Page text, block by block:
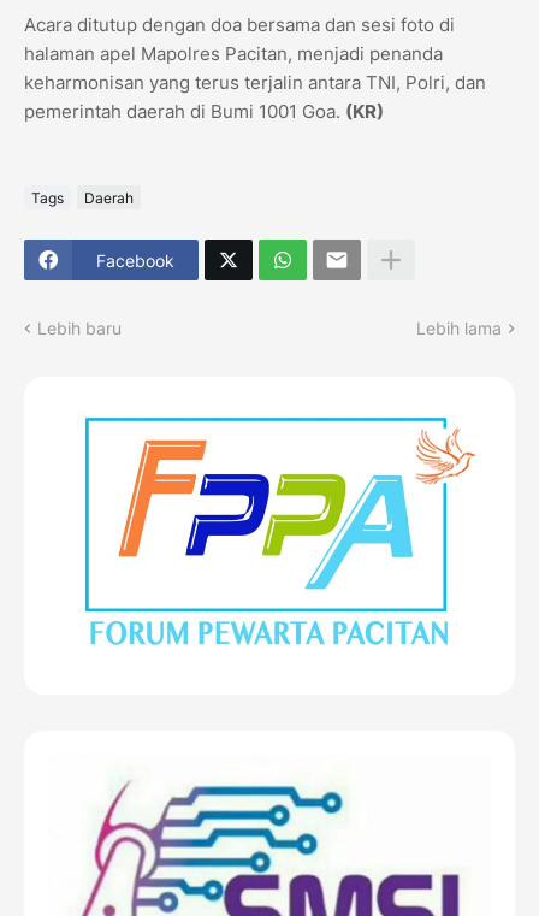
Acara ditutup dengan doa bersama dan sesi foto di
halaman apel Mapolres Pacitan, menjadi penanda
keharmonisan yang terus terjalin antara TNI, Polri, dan
pemerintah daerah di Bumi 1001 Goa. (KR)
Tags Daerah
Facebook
Lebih baru Lebih lama